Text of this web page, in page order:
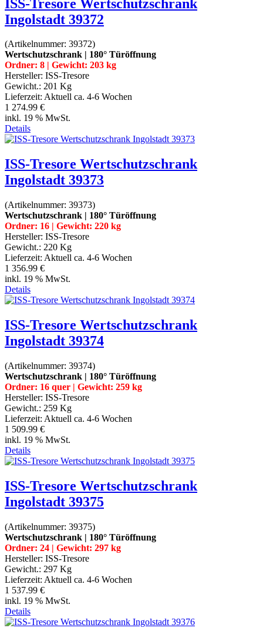
ISS-Tresore Wertschutzschrank
Ingolstadt 39372
(Artikelnummer: 39372)
Wertschutzschrank | 180° Türöffnung
Ordner: 8 | Gewicht: 203 kg
Hersteller: ISS-Tresore
Gewicht.: 201 Kg
Lieferzeit: Aktuell ca. 4-6 Wochen
1 274.99 €
inkl. 19 % MwSt.
Details
ISS-Tresore Wertschutzschrank
Ingolstadt 39373
(Artikelnummer: 39373)
Wertschutzschrank | 180° Türöffnung
Ordner: 16 | Gewicht: 220 kg
Hersteller: ISS-Tresore
Gewicht.: 220 Kg
Lieferzeit: Aktuell ca. 4-6 Wochen
1 356.99 €
inkl. 19 % MwSt.
Details
ISS-Tresore Wertschutzschrank
Ingolstadt 39374
(Artikelnummer: 39374)
Wertschutzschrank | 180° Türöffnung
Ordner: 16 quer | Gewicht: 259 kg
Hersteller: ISS-Tresore
Gewicht.: 259 Kg
Lieferzeit: Aktuell ca. 4-6 Wochen
1 509.99 €
inkl. 19 % MwSt.
Details
ISS-Tresore Wertschutzschrank
Ingolstadt 39375
(Artikelnummer: 39375)
Wertschutzschrank | 180° Türöffnung
Ordner: 24 | Gewicht: 297 kg
Hersteller: ISS-Tresore
Gewicht.: 297 Kg
Lieferzeit: Aktuell ca. 4-6 Wochen
1 537.99 €
inkl. 19 % MwSt.
Details